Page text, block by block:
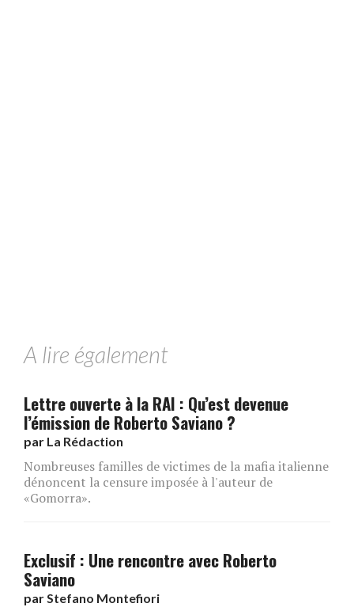
A lire également
Lettre ouverte à la RAI : Qu’est devenue
l’émission de Roberto Saviano ?
par La Rédaction
Nombreuses familles de victimes de la mafia italienne
dénoncent la censure imposée à l'auteur de
«Gomorra».
Exclusif : Une rencontre avec Roberto
Saviano
parStefano Montefiori